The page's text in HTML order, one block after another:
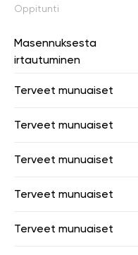
Oppitunti
Masennuksesta
irtautuminen
Terveet munuaiset
Terveet munuaiset
Terveet munuaiset
Terveet munuaiset
Terveet munuaiset